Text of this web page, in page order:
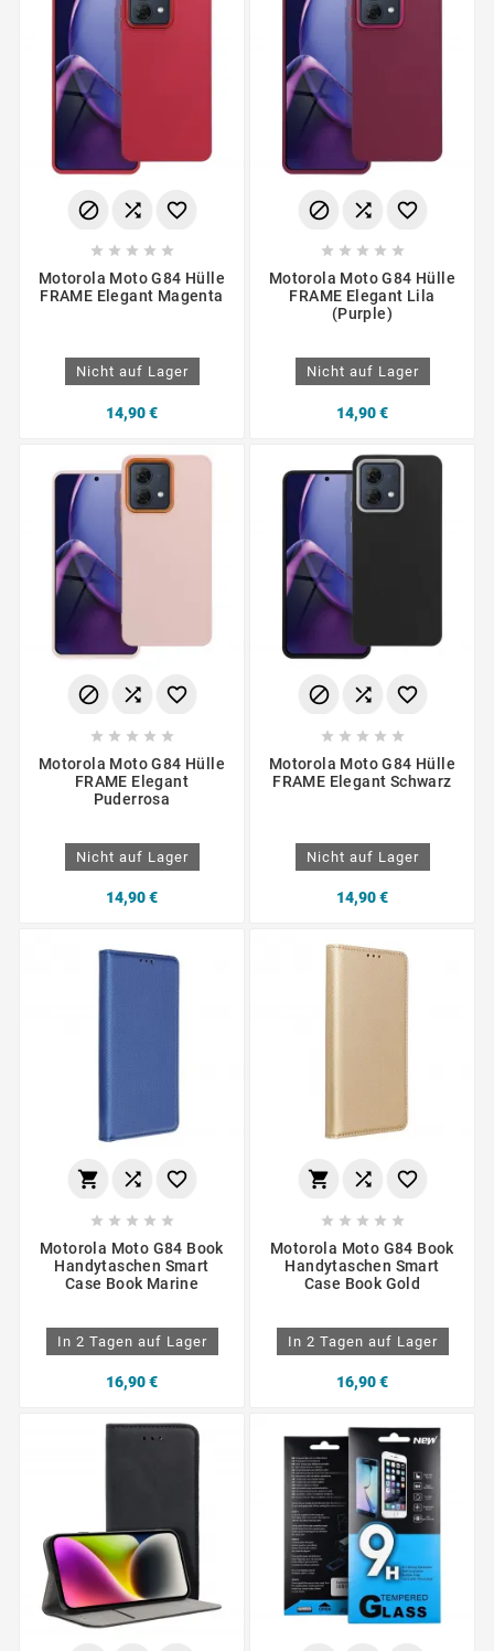
  
    
Motorola Moto G84 Hülle
FRAME Elegant Magenta
Nicht auf Lager
14,90 €
  
    
Motorola Moto G84 Hülle
FRAME Elegant Lila
(Purple)
Nicht auf Lager
14,90 €
  
    
Motorola Moto G84 Hülle
FRAME Elegant
Puderrosa
Nicht auf Lager
14,90 €
  
    
Motorola Moto G84 Hülle
FRAME Elegant Schwarz
Nicht auf Lager
14,90 €
  
    
Motorola Moto G84 Book
Handytaschen Smart
Case Book Marine
In 2 Tagen auf Lager
16,90 €
  
    
Motorola Moto G84 Book
Handytaschen Smart
Case Book Gold
In 2 Tagen auf Lager
16,90 €